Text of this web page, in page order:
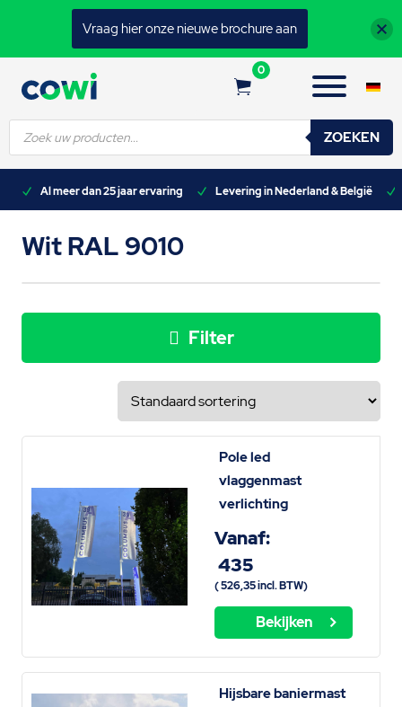
0
Producten
zoeken ZOEKEN
Al meer dan 25 jaar ervaring Levering in Nederland & België
Wit RAL 9010
Filter
Pole led
vlaggenmast
verlichting
Vanaf:
435
(526,35incl. BTW)
Bekijken
Hijsbare baniermast
Vraag hier onze nieuwe brochure aan